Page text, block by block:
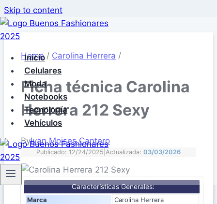
Skip to content
Inicio
Celulares
Moda
Notebooks
Tecnología
Vehículos
Home / Carolina Herrera /
Ficha técnica Carolina
Herrera 212 Sexy
ByIvan Moises Cantero
Publicado: 12/24/2025 Actualizada: 03/03/2026
Características Generales:
Marca
Carolina Herrera